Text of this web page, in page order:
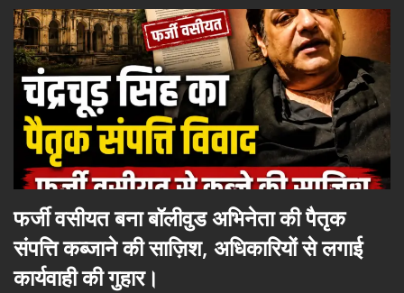
फर्जी वसीयत बना बॉलीवुड अभिनेता की पैतृक
संपत्ति कब्जाने की साज़िश, अधिकारियों से लगाई
कार्यवाही की गुहार।